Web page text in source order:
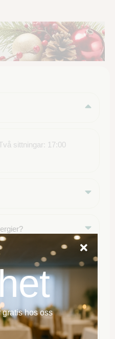
sittningar: 17:00
gratis hos oss